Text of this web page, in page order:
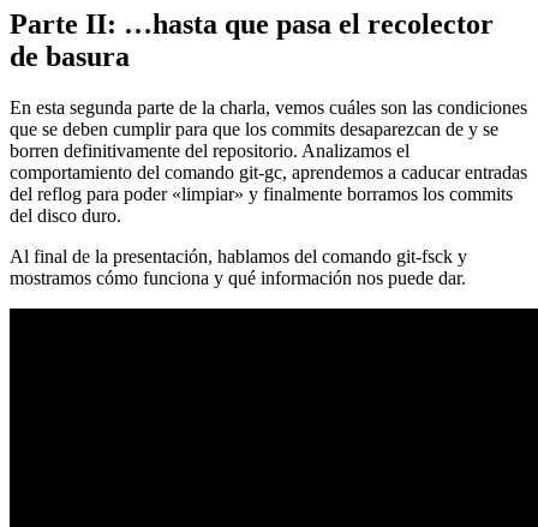
Parte II: …hasta que pasa el recolector
de basura
En esta segunda parte de la charla, vemos cuáles son las condiciones
que se deben cumplir para que los commits desaparezcan de y se
borren definitivamente del repositorio. Analizamos el
comportamiento del comando git-gc, aprendemos a caducar entradas
del reflog para poder «limpiar» y finalmente borramos los commits
del disco duro.
Al final de la presentación, hablamos del comando git-fsck y
mostramos cómo funciona y qué información nos puede dar.